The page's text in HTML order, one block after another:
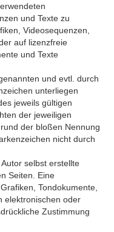
und Texte zu
Videosequenzen,
auf lizenzfreie
und Texte
und evtl. durch
unterliegen
jeweils gültigen
der jeweiligen
der bloßen Nennung
nicht durch
selbst erstellte
Seiten. Eine
Tondokumente,
elektronischen oder
Zustimmung